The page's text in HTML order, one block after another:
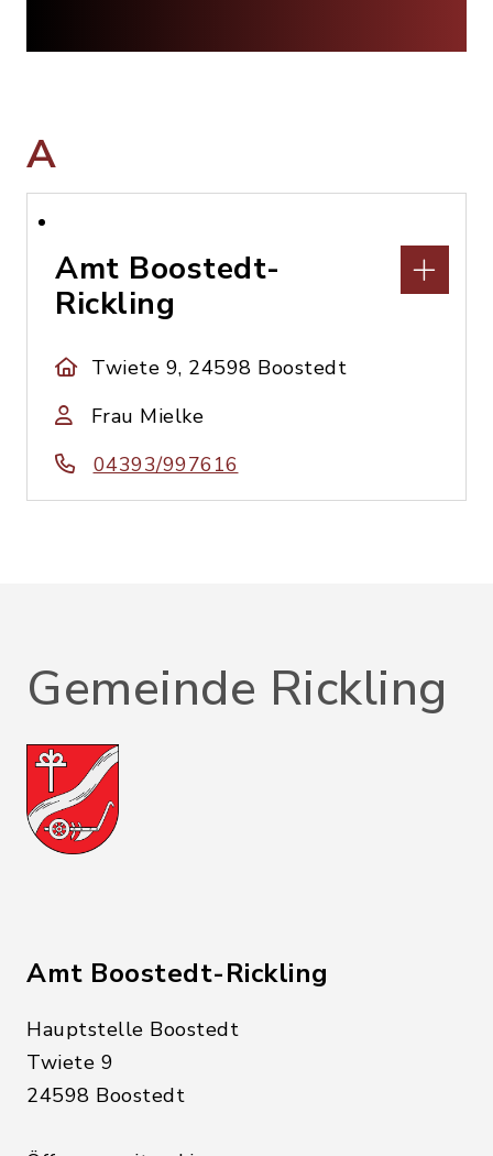
A
Amt Boostedt-
Rickling
Twiete 9, 24598 Boostedt
Frau Mielke
04393/997616
Gemeinde Rickling
Amt Boostedt-Rickling
Hauptstelle Boostedt
Twiete 9
24598 Boostedt